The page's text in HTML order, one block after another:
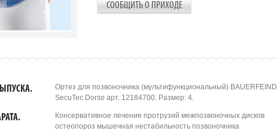
СООБЩИТЬ О ПРИХОДЕ
Ортез для позвоночника (мультифункциональный) BAUERFEIND
SecuTec Dorso арт. 12184700. Размер: 4.
Консервативное лечение протрузий межпозвоночных дисков
остеопороз мышечная нестабильность позвоночника